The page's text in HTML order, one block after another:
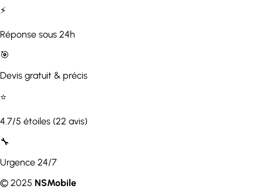
⚡
Réponse sous 24h
🎯
Devis gratuit & précis
⭐
4.7/5 étoiles (22 avis)
🔧
Urgence 24/7
© 2025 NSMobile